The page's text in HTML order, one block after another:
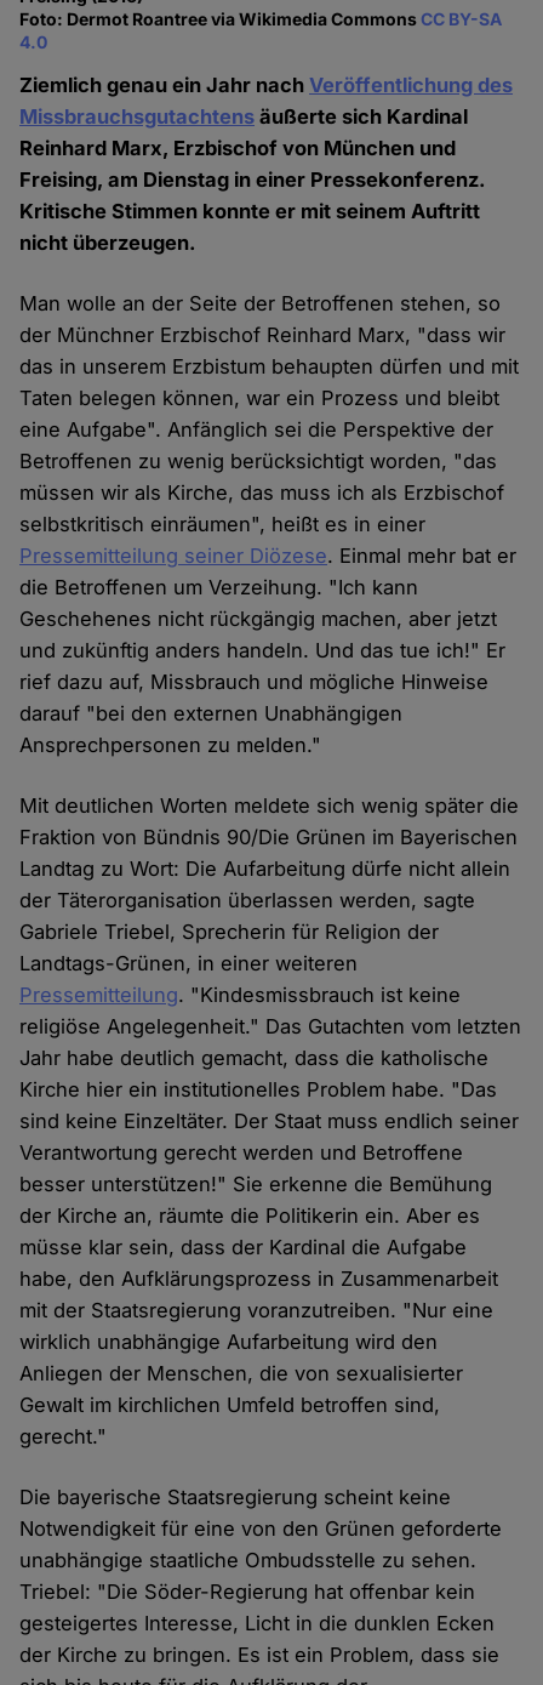
Foto: Dermot Roantree via Wikimedia CommonsCC BY-SA
4.0
Ziemlich genau ein Jahr nachVeröffentlichung des
Missbrauchsgutachtens äußerte sich Kardinal
Reinhard Marx, Erzbischof von München und
Freising, am Dienstag in einer Pressekonferenz.
Kritische Stimmen konnte er mit seinem Auftritt
nicht überzeugen.
Man wolle an der Seite der Betroffenen stehen, so
der Münchner Erzbischof Reinhard Marx, "dass wir
das in unserem Erzbistum behaupten dürfen und mit
Taten belegen können, war ein Prozess und bleibt
eine Aufgabe". Anfänglich sei die Perspektive der
Betroffenen zu wenig berücksichtigt worden, "das
müssen wir als Kirche, das muss ich als Erzbischof
selbstkritisch einräumen", heißt es in einer
Pressemitteilung seiner Diözese. Einmal mehr bat er
die Betroffenen um Verzeihung. "Ich kann
Geschehenes nicht rückgängig machen, aber jetzt
und zukünftig anders handeln. Und das tue ich!" Er
rief dazu auf, Missbrauch und mögliche Hinweise
darauf "bei den externen Unabhängigen
Ansprechpersonen zu melden."
Mit deutlichen Worten meldete sich wenig später die
Fraktion von Bündnis 90/Die Grünen im Bayerischen
Landtag zu Wort: Die Aufarbeitung dürfe nicht allein
der Täterorganisation überlassen werden, sagte
Gabriele Triebel, Sprecherin für Religion der
Landtags-Grünen, in einer weiteren
Pressemitteilung. "Kindesmissbrauch ist keine
religiöse Angelegenheit." Das Gutachten vom letzten
Jahr habe deutlich gemacht, dass die katholische
Kirche hier ein institutionelles Problem habe. "Das
sind keine Einzeltäter. Der Staat muss endlich seiner
Verantwortung gerecht werden und Betroffene
besser unterstützen!" Sie erkenne die Bemühung
der Kirche an, räumte die Politikerin ein. Aber es
müsse klar sein, dass der Kardinal die Aufgabe
habe, den Aufklärungsprozess in Zusammenarbeit
mit der Staatsregierung voranzutreiben. "Nur eine
wirklich unabhängige Aufarbeitung wird den
Anliegen der Menschen, die von sexualisierter
Gewalt im kirchlichen Umfeld betroffen sind,
gerecht."
Die bayerische Staatsregierung scheint keine
Notwendigkeit für eine von den Grünen geforderte
unabhängige staatliche Ombudsstelle zu sehen.
Triebel: "Die Söder-Regierung hat offenbar kein
gesteigertes Interesse, Licht in die dunklen Ecken
der Kirche zu bringen. Es ist ein Problem, dass sie